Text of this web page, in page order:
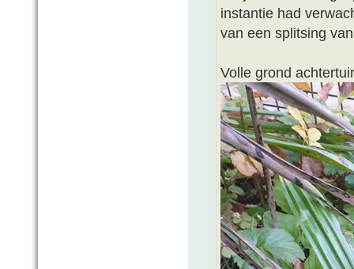
instantie had
van een splitsing
Volle grond